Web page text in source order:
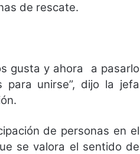
de rescate.
gusta y ahora a pasarlo
unirse”, dijo la jefa
de personas en el
se valora el sentido de